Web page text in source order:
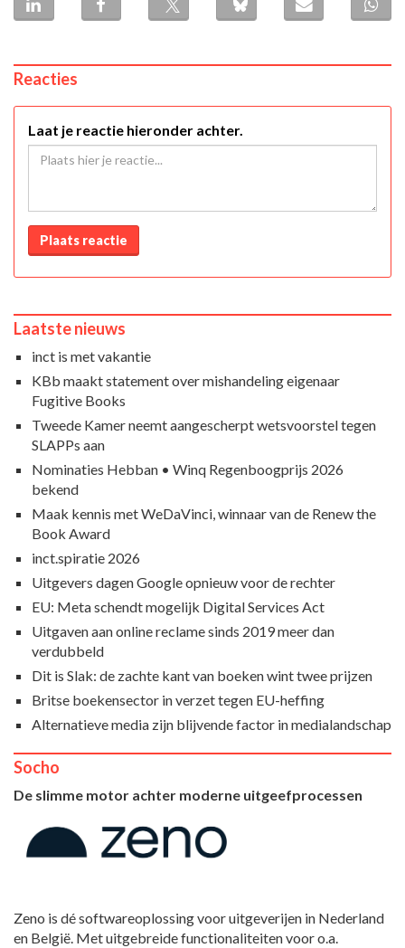
Reacties
Laat je reactie hieronder achter.
Plaats reactie
Laatste nieuws
inct is met vakantie
KBb maakt statement over mishandeling eigenaar
Fugitive Books
Tweede Kamer neemt aangescherpt wetsvoorstel tegen
SLAPPs aan
Nominaties Hebban • Winq Regenboogprijs 2026
bekend
Maak kennis met WeDaVinci, winnaar van de Renew the
Book Award
inct.spiratie 2026
Uitgevers dagen Google opnieuw voor de rechter
EU: Meta schendt mogelijk Digital Services Act
Uitgaven aan online reclame sinds 2019 meer dan
verdubbeld
Dit is Slak: de zachte kant van boeken wint twee prijzen
Britse boekensector in verzet tegen EU-heffing
Alternatieve media zijn blijvende factor in medialandschap
Socho
De slimme motor achter moderne uitgeefprocessen
Zeno is dé softwareoplossing voor uitgeverijen in Nederland
en België. Met uitgebreide functionaliteiten voor o.a.